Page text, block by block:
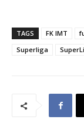
TAGS FK IMT
Superliga